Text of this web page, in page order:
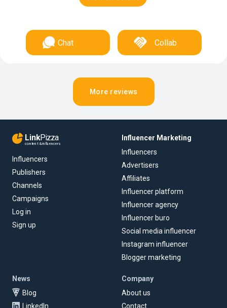
Chat Collab
More reviews
LinkPizza
content & influencers
Influencers
Publishers
Channels
Campaigns
Log in
Sign up
Influencer Marketing
Influencers
Advertisers
Affiliates
Influencer platform
Influencer agency
Influencer buro
Social media influencer
Instagram influencer
Blogger marketing
News
Blog
LinkedIn
Company
About us
Contact